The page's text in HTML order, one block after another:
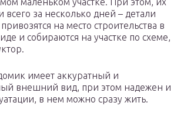
всего за несколько дней – детали
на место строительства в
и собираются на участке по схеме,
имеет аккуратный и
внешний вид, при этом надежен и
в нем можно сразу жить.